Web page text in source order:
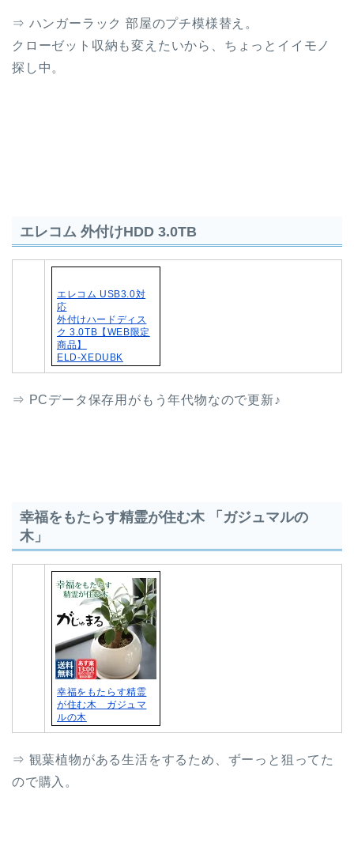
⇒ ハンガーラック 部屋のプチ模様替え。
クローゼット収納も変えたいから、ちょっとイイモノ
探し中。
エレコム 外付けHDD 3.0TB
エレコム USB3.0対
応
外付けハードディス
ク 3.0TB【WEB限定
商品】
ELD-XEDUBK
⇒ PCデータ保存用がもう年代物なので更新♪
幸福をもたらす精霊が住む木 「ガジュマルの
木」
幸福をもたらす精霊
が住む木 ガジュマ
ルの木
⇒ 観葉植物がある生活をするため、ずーっと狙ってた
ので購入。